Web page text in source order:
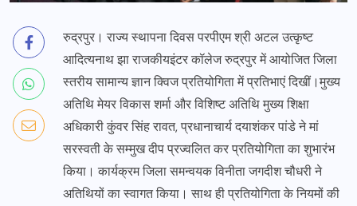
रुद्रपुर। राज्य स्थापना दिवस परपीएम श्री अटल उत्कृष्ट
आदित्यनाथ झा राजकीयइंटर कॉलेज रुद्रपुर में आयोजित जिला
स्तरीय सामान्य ज्ञान क्विज प्रतियोगिता में प्रतिभाएं दिखीं।मुख्य
अतिथि मेयर विकास शर्मा और विशिष्ट अतिथि मुख्य शिक्षा
अधिकारी कुंवर सिंह रावत, प्रधानाचार्य दयाशंकर पांडे ने मां
सरस्वती के सम्मुख दीप प्रज्वलित कर प्रतियोगिता का शुभारंभ
किया। कार्यक्रम जिला समन्वयक विनीता जगदीश चौधरी ने
अतिथियों का स्वागत किया। साथ ही प्रतियोगिता के नियमों की